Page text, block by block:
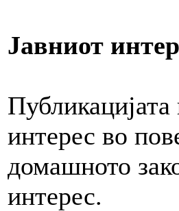
Јавниот
Публикацијата
интерес во
домашното
интерес.